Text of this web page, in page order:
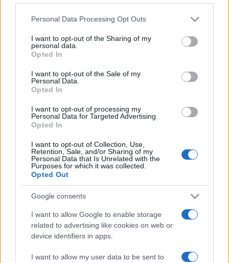
consent section.
Personal Data Processing Opt Outs
I want to opt-out of the Sharing of my
personal data.
Opted In
I want to opt-out of the Sale of my
Personal Data.
Opted In
I want to opt-out of processing my
Personal Data for Targeted Advertising.
Opted In
I want to opt-out of Collection, Use,
Retention, Sale, and/or Sharing of my
Personal Data that Is Unrelated with the
Purposes for which it was collected.
Opted Out
Google consents
I want to allow Google to enable storage
related to advertising like cookies on web or
device identifiers in apps.
I want to allow my user data to be sent to
Mercredi 05 mars 2025
20h30
Paris Basket
La diffusion du match de basket entre les
équipesParis Basket(équipe fondée en 2018)
Monaco(équipe fondée en 1924) aura lieu
mercredi 05 mars 2025 à 20h30 . Cette
rencontre deEuroleaguesera diffusée à la